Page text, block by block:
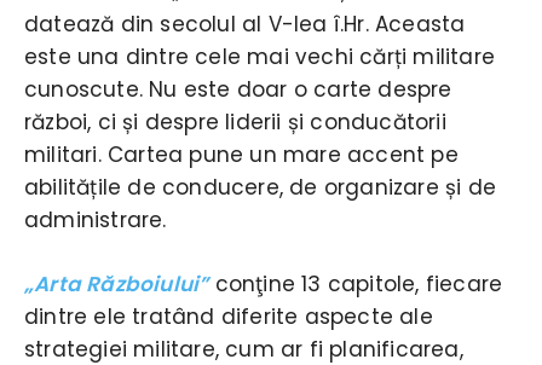
datează din secolul al V-lea î.Hr. Aceasta
este una dintre cele mai vechi cărți militare
cunoscute. Nu este doar o carte despre
război, ci și despre liderii și conducătorii
militari. Cartea pune un mare accent pe
abilitățile de conducere, de organizare și de
administrare.
„Arta Războiului”conţine 13 capitole, fiecare
dintre ele tratând diferite aspecte ale
strategiei militare, cum ar fi planificarea,